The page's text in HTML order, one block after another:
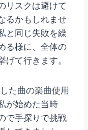
リスクは避けて
るかもしれませ
と同じ失敗を繰
る様に、全体の
て行きます。
た曲の楽曲使用
が始めた当時
で手探りで挑戦